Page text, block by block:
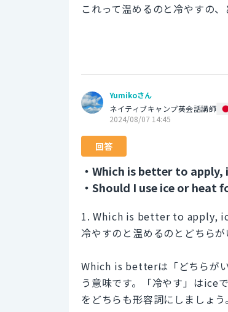
これって温めるのと冷やすの
Yumikoさん
ネイティブキャンプ英会話講師
2024/08/07 14:45
回答
・Which is better to apply,
・Should I use ice or heat
1. Which is better to apply,
冷やすのと温めるのとどちらが
Which is betterは「どちらが
う意味です。「冷やす」はice
をどちらも形容詞にしまし